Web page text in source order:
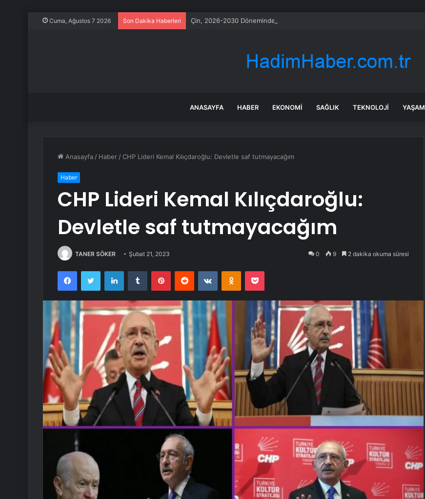
Cuma, Ağustos 7 2026 Son Dakika Haberleri Çin, 2026-2030 Döneminde İleri Teknoloji Ekipman İthalatını Artıracak
ANASAYFA HABER EKONOMI SAĞLIK TEKNOLOJI YAŞAM
Anasayfa / Haber / CHP Lideri Kemal Kılıçdaroğlu: Devletle saf tutmayacağım
Haber
CHP Lideri Kemal Kılıçdaroğlu:
Devletle saf tutmayacağım
TANER SÖKER Şubat 21, 2023 0 9 2 dakika okuma süresi
FacebookTwitter LinkedInTumblr PinterestReddit VKontakteOdnoklassniki
Pocket